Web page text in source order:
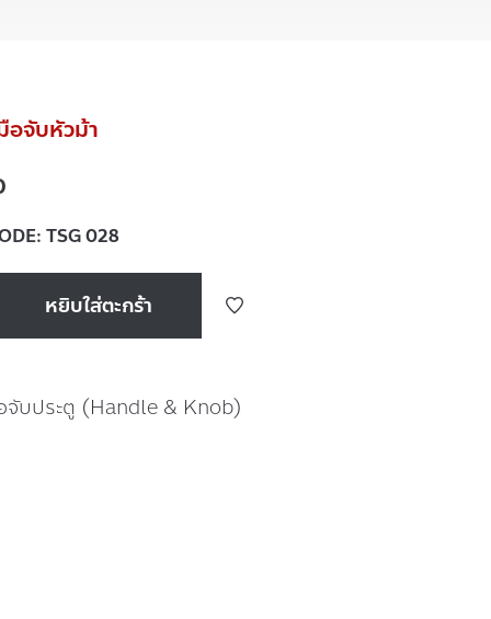
อจับหัวม้า
TSG 028
หยิบใส่ตะกร้า
จับประตู (Handle & Knob)